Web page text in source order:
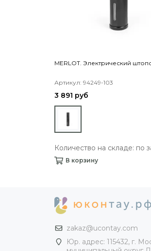
MERLOT. Электрический
Артикул: 94249-103
3 891 руб
Количество на складе: по
В корзину
zakaz@ucontay.com
Юр. адрес: 115432, г.